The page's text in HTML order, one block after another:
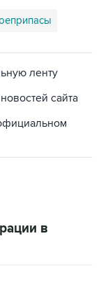
ленту
сайта
в